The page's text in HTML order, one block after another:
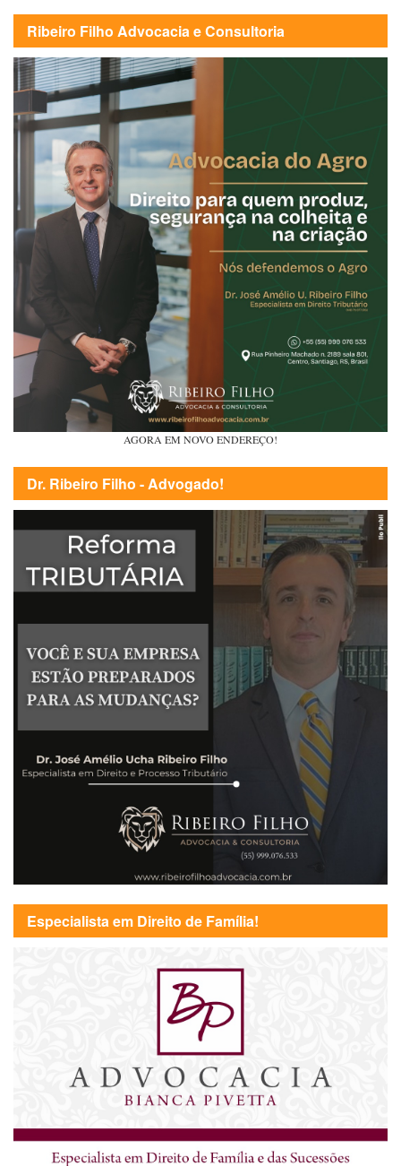
Ribeiro Filho Advocacia e Consultoria
AGORA EM NOVO ENDEREÇO!
Dr. Ribeiro Filho - Advogado!
Especialista em Direito de Família!